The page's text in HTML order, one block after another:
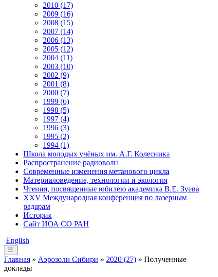
2010 (17)
2009 (16)
2008 (15)
2007 (14)
2006 (13)
2005 (12)
2004 (11)
2003 (10)
2002 (9)
2001 (8)
2000 (7)
1999 (6)
1998 (5)
1997 (4)
1996 (3)
1995 (2)
1994 (1)
Школа молодых учёных им. А.Г. Колесника
Распространение радиоволн
Современные изменения метанового цикла
Материаловедение, технологии и экология
Чтения, посвященные юбилею академика В.Е. Зуева
XXV Международная конференция по лазерным
радарам
История
Сайт ИОА СО РАН
English
☰
Главная » Аэрозоли Сибири » 2020 (27) » Полученные
доклады